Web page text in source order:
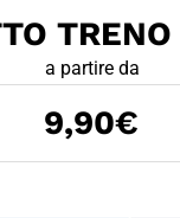
PREZZO
a partire da
9,90€